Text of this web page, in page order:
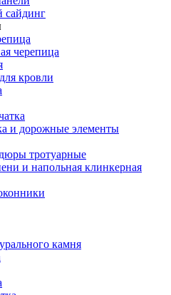
сайдинг
черепица
кровли
и дорожные элементы
тротуарные
и напольная клинкерная
камня